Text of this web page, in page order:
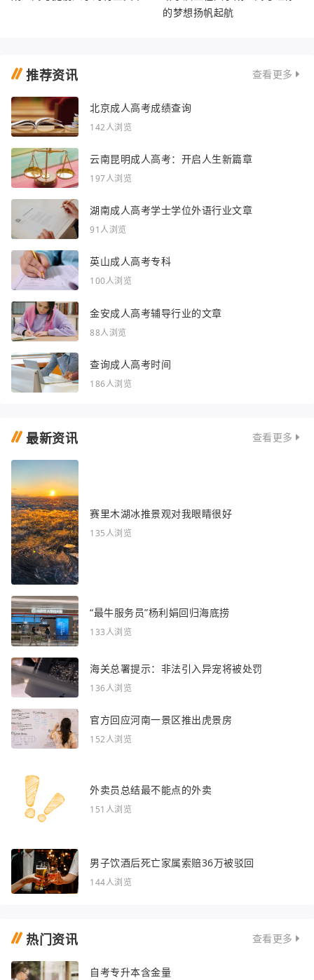
的梦想扬帆起航
推荐资讯 查看更多
北京成人高考成绩查询
142人浏览
云南昆明成人高考：开启人生新篇章
197人浏览
湖南成人高考学士学位外语行业文章
91人浏览
英山成人高考专科
100人浏览
金安成人高考辅导行业的文章
88人浏览
查询成人高考时间
186人浏览
最新资讯 查看更多
赛里木湖冰推景观对我眼睛很好
135人浏览
“最牛服务员”杨利娟回归海底捞
133人浏览
海关总署提示：非法引入异宠将被处罚
136人浏览
官方回应河南一景区推出虎景房
152人浏览
外卖员总结最不能点的外卖
151人浏览
男子饮酒后死亡家属索赔36万被驳回
144人浏览
热门资讯 查看更多
自考专升本含金量